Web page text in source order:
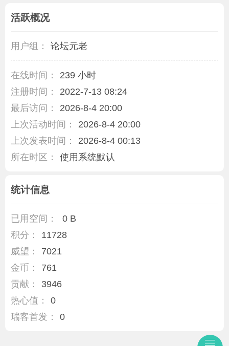
活跃概况
用户组： 论坛元老
在线时间：
239 小时
注册时间：
2022-7-13 08:24
最后访问：
2026-8-4 20:00
上次活动时间：
2026-8-4 20:00
上次发表时间：
2026-8-4 00:13
所在时区：
使用系统默认
统计信息
已用空间：
0 B
积分：
11728
威望：
7021
金币：
761
贡献：
3946
热心值：
0
瑞客首发：
0